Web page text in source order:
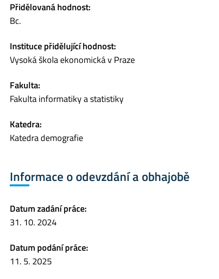
Přidělovaná hodnost:
Bc.
Instituce přidělující hodnost:
Vysoká škola ekonomická v Praze
Fakulta:
Fakulta informatiky a statistiky
Katedra:
Katedra demografie
Informace o odevzdání a obhajobě
Datum zadání práce:
31. 10. 2024
Datum podání práce:
11. 5. 2025